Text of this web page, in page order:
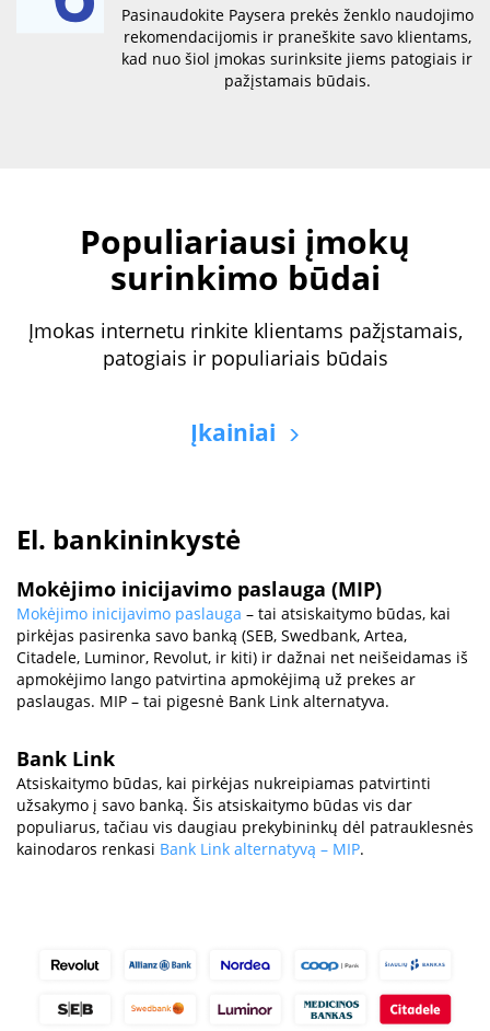
Pasinaudokite Paysera prekės ženklo naudojimo
rekomendacijomis ir praneškite savo klientams,
kad nuo šiol įmokas surinksite jiems patogiais ir
pažįstamais būdais.
Populiariausi įmokų
surinkimo būdai
Įmokas internetu rinkite klientams pažįstamais,
patogiais ir populiariais būdais
Įkainiai
El. bankininkystė
Mokėjimo inicijavimo paslauga (MIP)
Mokėjimo inicijavimo paslauga – tai atsiskaitymo būdas, kai
pirkėjas pasirenka savo banką (SEB, Swedbank, Artea,
Citadele, Luminor, Revolut, ir kiti) ir dažnai net neišeidamas iš
apmokėjimo lango patvirtina apmokėjimą už prekes ar
paslaugas. MIP – tai pigesnė Bank Link alternatyva.
Bank Link
Atsiskaitymo būdas, kai pirkėjas nukreipiamas patvirtinti
užsakymo į savo banką. Šis atsiskaitymo būdas vis dar
populiarus, tačiau vis daugiau prekybininkų dėl patrauklesnės
kainodaros renkasi Bank Link alternatyvą – MIP.